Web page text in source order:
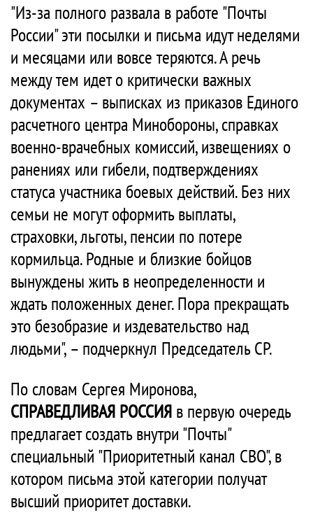
"Из-за полного развала в работе "Почты
России" эти посылки и письма идут неделями
и месяцами или вовсе теряются. А речь
между тем идет о критически важных
документах – выписках из приказов Единого
расчетного центра Минобороны, справках
военно-врачебных комиссий, извещениях о
ранениях или гибели, подтверждениях
статуса участника боевых действий. Без них
семьи не могут оформить выплаты,
страховки, льготы, пенсии по потере
кормильца. Родные и близкие бойцов
вынуждены жить в неопределенности и
ждать положенных денег. Пора прекращать
это безобразие и издевательство над
людьми", – подчеркнул Председатель СР.
По словам Сергея Миронова,
СПРАВЕДЛИВАЯ РОССИЯ в первую очередь
предлагает создать внутри "Почты"
специальный "Приоритетный канал СВО", в
котором письма этой категории получат
высший приоритет доставки.